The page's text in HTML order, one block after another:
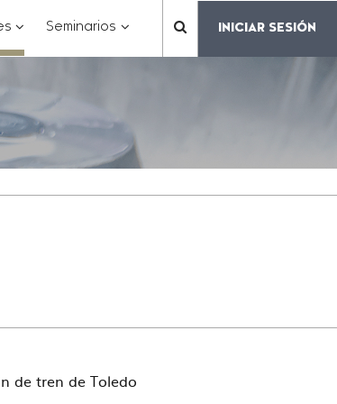
???
key.formatter.header.toggle.subsections???
Seminarios ???
???
INICIAR SESIÓN
de tren de Toledo